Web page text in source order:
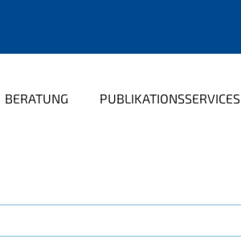
BERATUNG PUBLIKATIONSSERVICES